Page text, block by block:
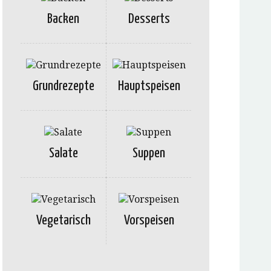
Backen Desserts
Grundrezepte Hauptspeisen
Salate Suppen
Vegetarisch Vorspeisen